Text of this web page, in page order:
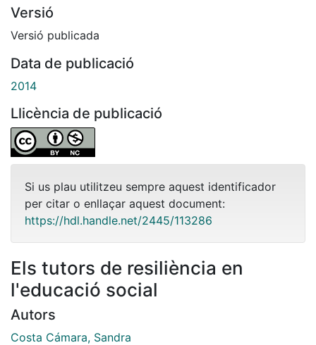
Versió
Versió publicada
Data de publicació
2014
Llicència de publicació
Si us plau utilitzeu sempre aquest identificador
per citar o enllaçar aquest document:
https://hdl.handle.net/2445/113286
Els tutors de resiliència en
l'educació social
Autors
Costa Cámara, Sandra